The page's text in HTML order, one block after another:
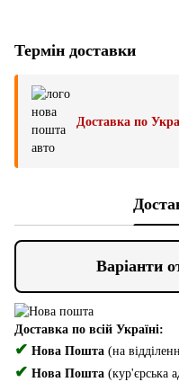
Термін доставки
Доставка по
Варіанти
Доставка по всій Україні:
✔ Нова Пошта (на
✔ Нова Пошта (кур'єрська